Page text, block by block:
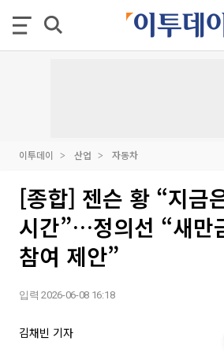
이투데이 산업 자동차
[종합] 젠슨 황 “지금
시간”…정의선 “새만
참여 제안”
입력 2026-06-08 16:18
김채빈 기자